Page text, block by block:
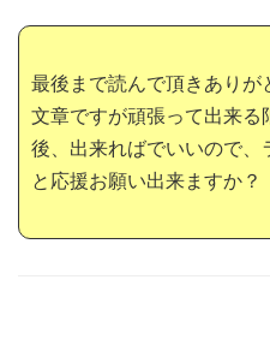
最後まで読んで頂きあり
文章ですが頑張って出来る
後、出来ればでいいので、
と応援お願い出来ますか？